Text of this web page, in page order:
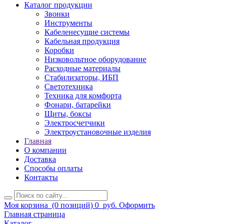
Каталог продукции
Звонки
Инструменты
Кабеленесущие системы
Кабельная продукция
Коробки
Низковольтное оборудование
Расходные материалы
Стабилизаторы, ИБП
Светотехника
Техника для комфорта
Фонари, батарейки
Щиты, боксы
Электросчетчики
Электроустановочные изделия
Главная
О компании
Доставка
Способы оплаты
Контакты
Моя корзина (0 позиций) 0 руб. Оформить
Главная страница